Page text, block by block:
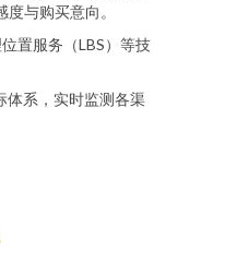
与购买意向。
置服务（LBS）等技
体系，实时监测各渠